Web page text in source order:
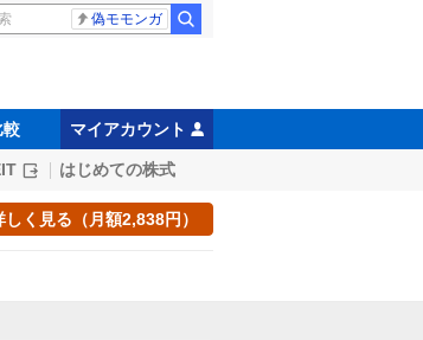
偽モモンガ
較 マイアカウント
はじめての株式
く見る（月額2,838円）